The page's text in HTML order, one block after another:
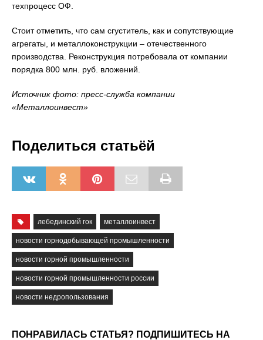
техпроцесс ОФ.
Стоит отметить, что сам сгуститель, как и сопутствующие
агрегаты, и металлоконструкции – отечественного
производства. Реконструкция потребовала от компании
порядка 800 млн. руб. вложений.
Источник фото: пресс-служба компании
«Металлоинвест»
Поделиться статьёй
лебединский гок металлоинвест
новости горнодобывающей промышленности
новости горной промышленности
новости горной промышленности россии
новости недропользования
ПОНРАВИЛАСЬ СТАТЬЯ? ПОДПИШИТЕСЬ НА